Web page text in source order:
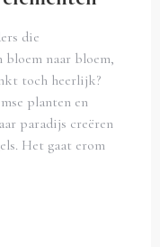
die
bloem naar bloem,
toch heerlijk?
planten en
paradijs creëren
Het gaat erom